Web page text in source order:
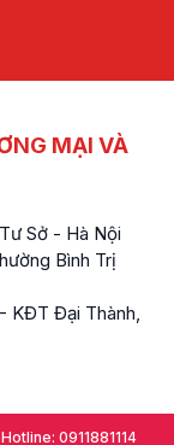
MẠI VÀ
Sở - Hà Nội
Bình Trị
KĐT Đại Thành,
Hotline: 0911881114